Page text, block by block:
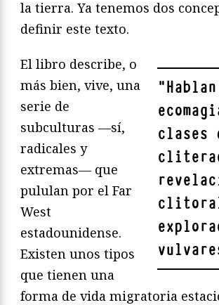
la tierra. Ya tenemos dos
definir este texto.
"
clases
El libro describe, o
más bien, vive, una
serie de
subculturas —sí,
radicales y
extremas— que
pululan por el Far
West
estadounidense.
Existen unos tipos
que tienen una
forma de vida migratoria